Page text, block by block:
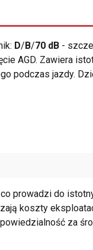
D/ B/70 dB -
AGD. Zawiera
podczas jazdy.
prowadzi do
koszty
za